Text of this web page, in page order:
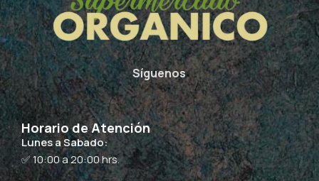
Síguenos
Horario de Atención
Lunes a Sabado:
✅ 10:00 a 20:00 hrs.